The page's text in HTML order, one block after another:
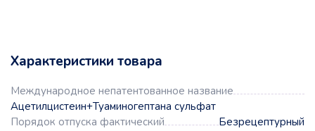
Характеристики товара
Международное непатентованное название
Ацетилцистеин+Туаминогептана сульфат
Порядок отпуска фактический
Безрецептурный